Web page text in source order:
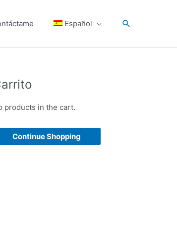
Español Search
products in the cart.
Continue Shopping